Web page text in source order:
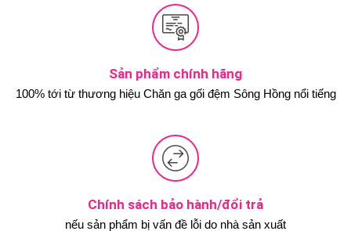
Sản phẩm chính hãng
100% tới từ thương hiệu Chăn ga gối đệm Sông Hồng nổi tiếng
Chính sách bảo hành/đổi trả
nếu sản phẩm bị vấn đề lỗi do nhà sản xuất